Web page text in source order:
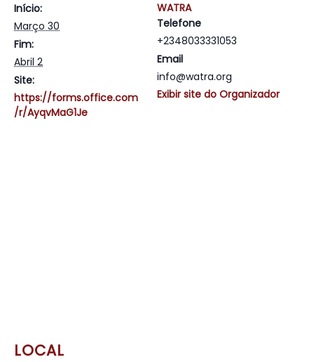
Início:
Março 30
Fim:
Abril 2
Site:
https://forms.office.com
/r/AyqvMaG1Je
WATRA
Telefone
+2348033331053
Email
info@watra.org
Exibir site do Organizador
LOCAL